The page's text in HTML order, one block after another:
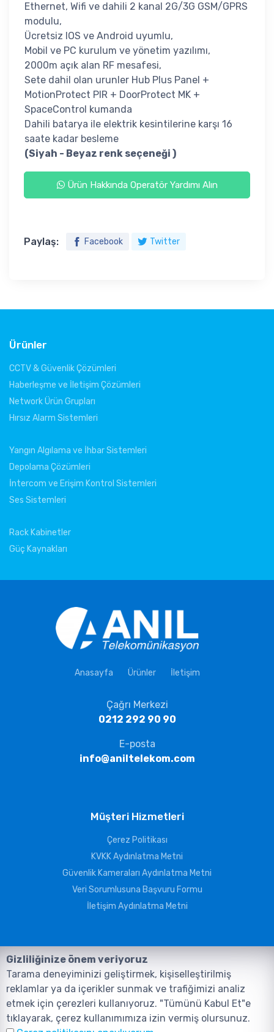
Ethernet, Wifi ve dahili 2 kanal 2G/3G GSM/GPRS
modulu,
Ücretsiz IOS ve Android uyumlu,
Mobil ve PC kurulum ve yönetim yazılımı,
2000m açık alan RF mesafesi,
Sete dahil olan urunler Hub Plus Panel +
MotionProtect PIR + DoorProtect MK +
SpaceControl kumanda
Dahili batarya ile elektrik kesintilerine karşı 16
saate kadar besleme
(Siyah - Beyaz renk seçeneği )
Ürün Hakkında Operatör Yardımı Alın
Paylaş: Facebook Twitter
Ürünler
CCTV & Güvenlik Çözümleri
Haberleşme ve İletişim Çözümleri
Network Ürün Grupları
Hırsız Alarm Sistemleri
Yangın Algılama ve İhbar Sistemleri
Depolama Çözümleri
İntercom ve Erişim Kontrol Sistemleri
Ses Sistemleri
Rack Kabinetler
Güç Kaynakları
Anasayfa Ürünler İletişim
Çağrı Merkezi
0212 292 90 90
E-posta
info@aniltelekom.com
Müşteri Hizmetleri
Çerez Politikası
KVKK Aydınlatma Metni
Güvenlik Kameraları Aydınlatma Metni
Veri Sorumlusuna Başvuru Formu
İletişim Aydınlatma Metni
©2026, Tüm Hakları ANIL TELEKOMÜNİKASYON GÜVENLİK VE BİLİŞİM
Gizliliğinize önem veriyoruz
Tarama deneyiminizi geliştirmek, kişiselleştirilmiş
reklamlar ya da içerikler sunmak ve trafiğimizi analiz
etmek için çerezleri kullanıyoruz. "Tümünü Kabul Et"e
tıklayarak, çerez kullanımımıza izin vermiş olursunuz.